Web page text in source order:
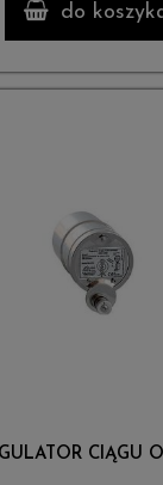
do
CIĄGU